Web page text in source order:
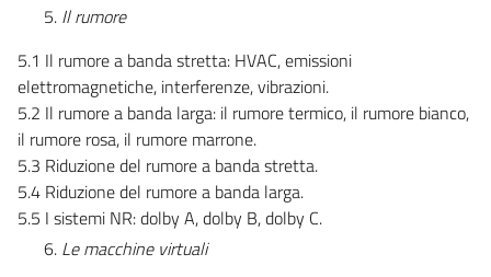
Il rumore
5.1 Il rumore a banda stretta: HVAC, emissioni
elettromagnetiche, interferenze, vibrazioni.
5.2 Il rumore a banda larga: il rumore termico, il rumore bianco,
il rumore rosa, il rumore marrone.
5.3 Riduzione del rumore a banda stretta.
5.4 Riduzione del rumore a banda larga.
5.5 I sistemi NR: dolby A, dolby B, dolby C.
Le macchine virtuali